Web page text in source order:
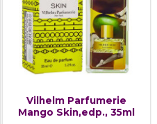
Vilhelm Parfumerie
Mango Skin,edp., 35ml